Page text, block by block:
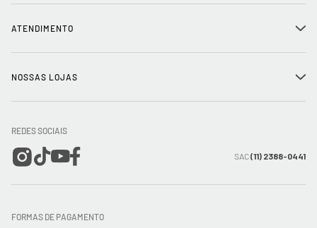
Trabalhe conosco
Mapa do Site
Meus pedidos
Wishlist
ATENDIMENTO +
Entrega e Frete
Trocas e Devoluções
Direito de Arrependimento
NOSSAS LOJAS +
REDES SOCIAIS
SAC(11) 2388-0441
FORMAS DE PAGAMENTO